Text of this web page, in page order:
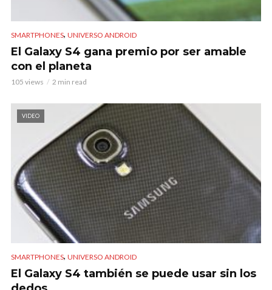
SMARTPHONES, UNIVERSO ANDROID
El Galaxy S4 gana premio por ser amable
con el planeta
105 views 2 min read
VIDEO
SMARTPHONES, UNIVERSO ANDROID
El Galaxy S4 también se puede usar sin los